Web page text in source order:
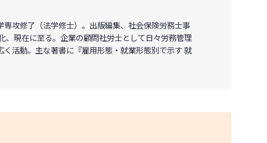
攻修了（法学修士）。出版編集、社会保険労務士事
、現在に至る。企業の顧問社労士として日々労務管理
活動。主な著書に『雇用形態・就業形態別で示す 就